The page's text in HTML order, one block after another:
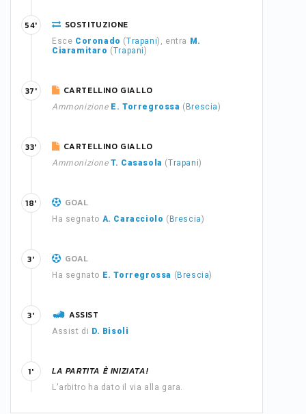
SOSTITUZIONE
Esce Coronado (Trapani), entra
M.
Ciaramitaro (Trapani)
54'
CARTELLINO GIALLO
Ammonizione E. Torregrossa ( Brescia)
37'
CARTELLINO GIALLO
Ammonizione T. Casasola (Trapani)
33'
GOAL
Ha segnato A. Caracciolo ( Brescia)
18'
GOAL
Ha segnato E. Torregrossa ( Brescia)
3'
ASSIST
Assist di D. Bisoli
3'
LA PARTITA È INIZIATA!
L'arbitro ha dato il via alla gara.
1'